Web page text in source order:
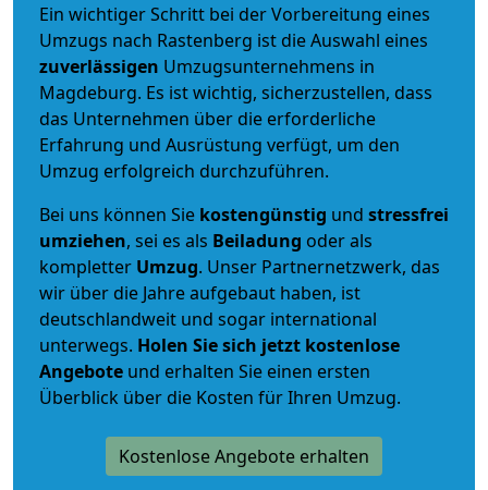
Ein wichtiger Schritt bei der Vorbereitung eines
Umzugs nach Rastenberg ist die Auswahl eines
zuverlässigen Umzugsunternehmens in
Magdeburg. Es ist wichtig, sicherzustellen, dass
das Unternehmen über die erforderliche
Erfahrung und Ausrüstung verfügt, um den
Umzug erfolgreich durchzuführen.
Bei uns können Sie kostengünstig und stressfrei
umziehen, sei es als Beiladung oder als
kompletter Umzug. Unser Partnernetzwerk, das
wir über die Jahre aufgebaut haben, ist
deutschlandweit und sogar international
unterwegs. Holen Sie sich jetzt kostenlose
Angebote und erhalten Sie einen ersten
Überblick über die Kosten für Ihren Umzug.
Kostenlose Angebote erhalten